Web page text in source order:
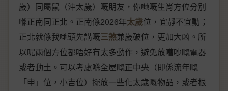
歲）同屬鼠（沖太歲）嘅朋友，你哋嘅生肖方位分別
喺正南同正北。正南係2026年太歲位，宜靜不宜動；
正北就係我哋頭先講嘅三煞兼歲破位，更加大凶。所
以呢兩個方位都唔好有太多動作，避免放嘈吵嘅電器
或者動土。可以考慮喺全屋嘅正中央（即係流年嘅
「申」位，小吉位）擺放一些化太歲嘅物品，或者根